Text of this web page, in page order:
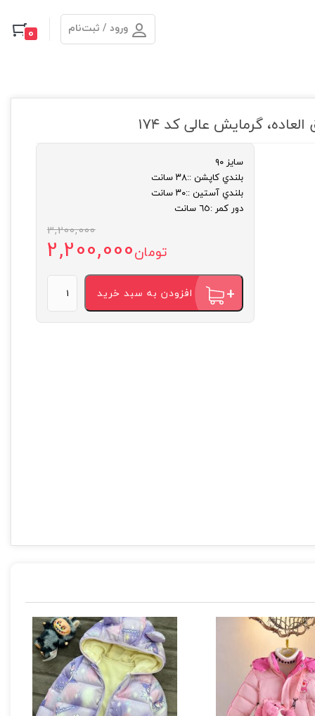
ورود / ثبت‌نام 0
گرمایش عالی کد ۱۷۴
سايز ۹۰
بلندي كاپشن ::٣٨ سانت
بلندي آستين ::٣٠ سانت
دور كمر :٦٥ سانت
3,200,000
اصلی:
تومان3,200,000
بود.
تومان2,200,000
فعلی:
تومان2,200,000.
نقلی
اسپرت
طرح
افزودن به سبد خرید